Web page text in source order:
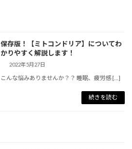
保存版！【ミトコンドリア】についてわ
かりやすく解説します！
2022年5月27日
こんな悩みありませんか？？ 睡眠、疲労感 […]
続きを読む